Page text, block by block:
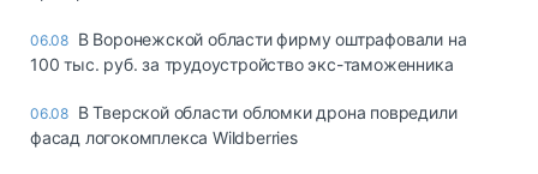
06.08 В Воронежской области фирму оштрафовали на
100 тыс. руб. за трудоустройство экс-таможенника
06.08 В Тверской области обломки дрона повредили
фасад логокомплекса Wildberries